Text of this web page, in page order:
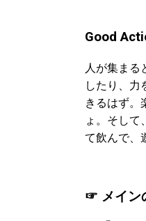
Good
人が集まる
したり、
きるはず。
ょ。そし
て飲んで、
☞ メイン